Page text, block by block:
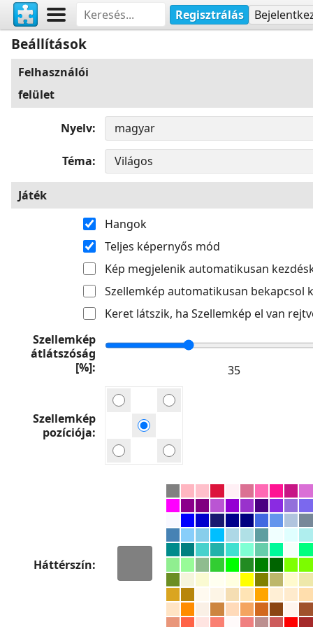
Regisztrálás
Beállítások
Felhasználói
felület
Nyelv
Téma
Játék
Hangok
Teljes képernyős mód
Kép megjelenik automatikusan
Szellemkép automatikusan bekapcsol
Keret látszik, ha Szellemkép el van
Szellemkép
átlátszóság
[%]
Szellemkép
pozíciója
Háttérszín